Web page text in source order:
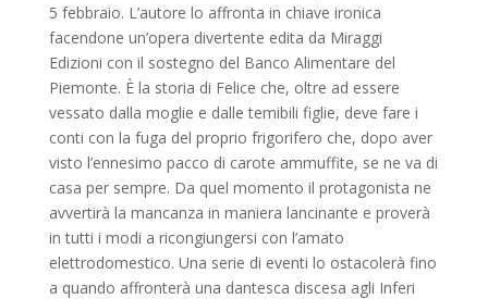
5 febbraio. L’autore lo affronta in chiave ironica
facendone un’opera divertente edita da Miraggi
Edizioni con il sostegno del Banco Alimentare del
Piemonte. È la storia di Felice che, oltre ad essere
vessato dalla moglie e dalle temibili figlie, deve fare i
conti con la fuga del proprio frigorifero che, dopo aver
visto l’ennesimo pacco di carote ammuffite, se ne va di
casa per sempre. Da quel momento il protagonista ne
avvertirà la mancanza in maniera lancinante e proverà
in tutti i modi a ricongiungersi con l’amato
elettrodomestico. Una serie di eventi lo ostacolerà fino
a quando affronterà una dantesca discesa agli Inferi